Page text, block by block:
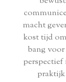
macht
kost tijd
bang
perspectief